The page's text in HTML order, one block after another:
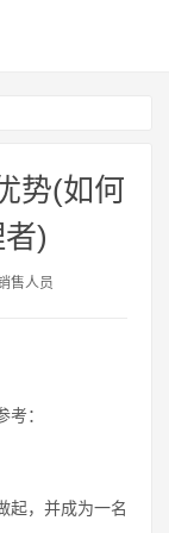
势(如何
)
售人员
：
起，并成为一名